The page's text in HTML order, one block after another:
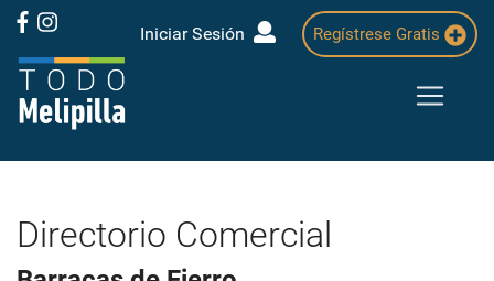
Iniciar Sesión Regístrese Gratis
Directorio Comercial